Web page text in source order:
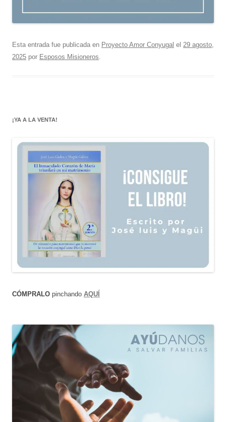
Esta entrada fue publicada en Proyecto Amor Conyugal el 29 agosto,
2025 por Esposos Misioneros
¡YA A LA VENTA!
CÓMPRALO pinchando AQUÍ